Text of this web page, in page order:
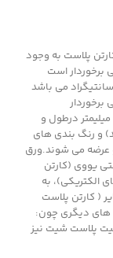
پلاست به وجود
برخوردار است
بین ۲۰- تا ۸۰+ درجه سانتیگراد می باشد
برخوردار
باشد.کارتن پلاست دارای ضخامت هایی بین ۲ الی ۱۲ میلیمتر درطول و
متر می باشد) و رنگ بندی های
و عرضه می شوند.ورق
یووی (کارتن
الکتریکی)، به
( کارتن پلاست
های دیگری چون:
پلاست شیت نیز